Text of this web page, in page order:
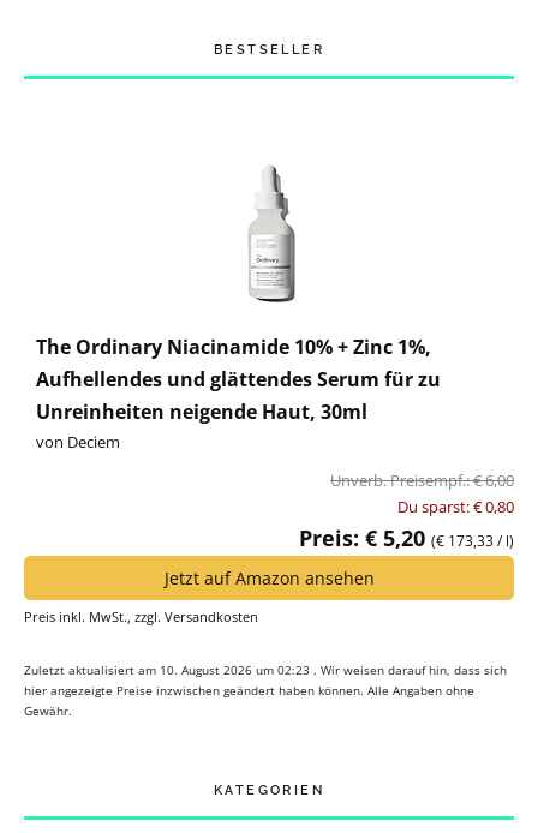
BESTSELLER
The Ordinary Niacinamide 10% + Zinc 1%,
Aufhellendes und glättendes Serum für zu
Unreinheiten neigende Haut, 30ml
von Deciem
Unverb. Preisempf.: € 6,00
Du sparst: € 0,80
Preis: € 5,20 (€ 173,33 / l)
Jetzt auf Amazon ansehen
Preis inkl. MwSt., zzgl. Versandkosten
Zuletzt aktualisiert am 10. August 2026 um 02:23 . Wir weisen darauf hin, dass sich
hier angezeigte Preise inzwischen geändert haben können. Alle Angaben ohne
Gewähr.
KATEGORIEN